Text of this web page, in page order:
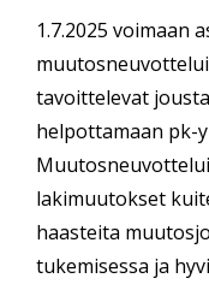
1.7.2025 voimaan
tavoittelevat
helpottamaan pk-
lakimuutokset
haasteita
tukemisessa ja